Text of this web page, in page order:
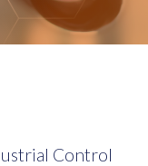
Control